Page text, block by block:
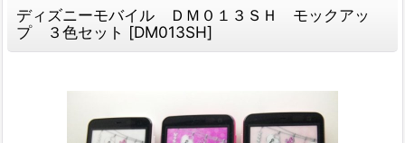
ディズニーモバイル ＤＭ０１３ＳＨ モックアッ
プ ３色セット [DM013SH]